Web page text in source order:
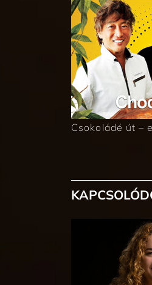
Csokoládé út –